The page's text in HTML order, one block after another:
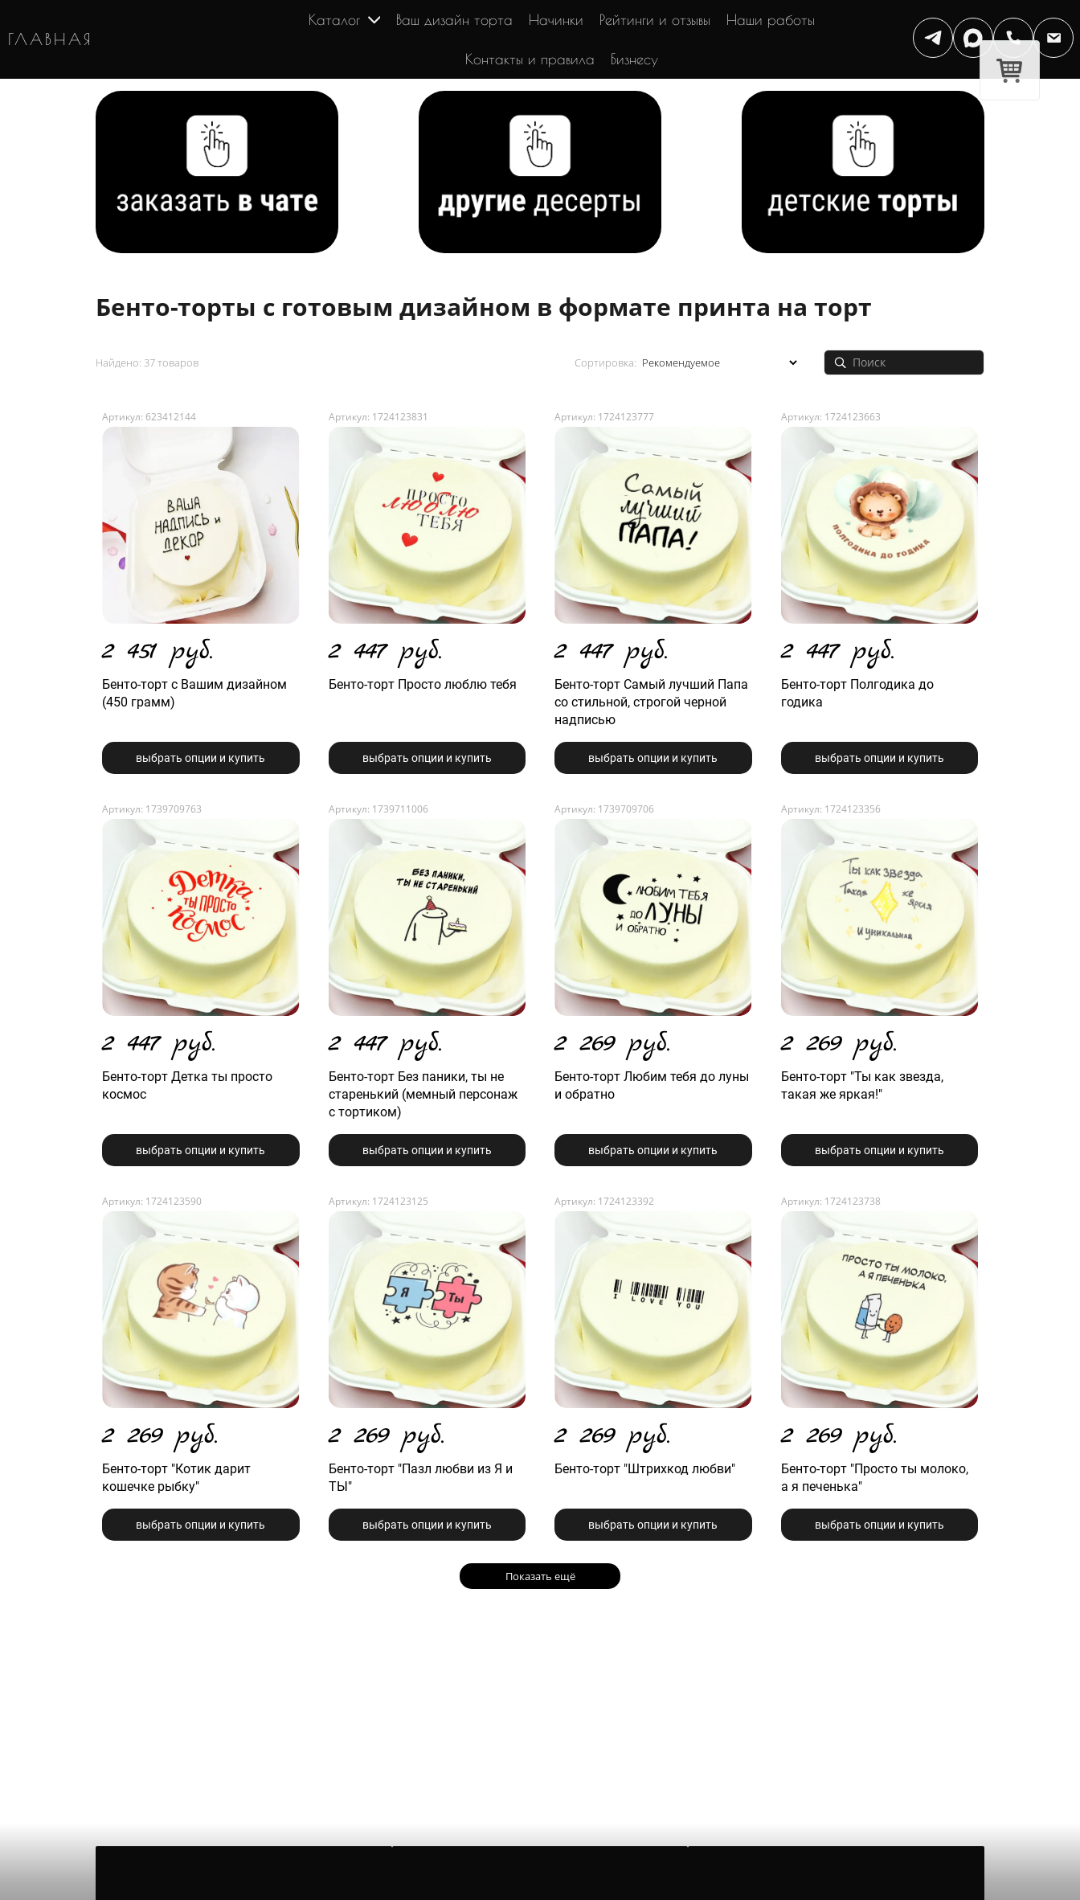
ГЛАВНАЯ
Каталог Ваш дизайн торта Начинки Рейтинги и отзывы Наши работы
Контакты и правила Бизнесу
Бенто-торты с готовым дизайном в формате принта на торт
Найдено: 37 товаров Сортировка:
Артикул: 623412144
2 451 руб.
Бенто-торт с Вашим дизайном
(450 грамм)
выбрать опции и купить
Артикул: 1724123831
2 447 руб.
Бенто-торт Просто люблю тебя
выбрать опции и купить
Артикул: 1724123777
2 447 руб.
Бенто-торт Самый лучший Папа
со стильной, строгой черной
надписью
выбрать опции и купить
Артикул: 1724123663
2 447 руб.
Бенто-торт Полгодика до
годика
выбрать опции и купить
Артикул: 1739709763
2 447 руб.
Бенто-торт Детка ты просто
космос
выбрать опции и купить
Артикул: 1739711006
2 447 руб.
Бенто-торт Без паники, ты не
старенький (мемный персонаж
с тортиком)
выбрать опции и купить
Артикул: 1739709706
2 269 руб.
Бенто-торт Любим тебя до луны
и обратно
выбрать опции и купить
Артикул: 1724123356
2 269 руб.
Бенто-торт "Ты как звезда,
такая же яркая!"
выбрать опции и купить
Артикул: 1724123590
2 269 руб.
Бенто-торт "Котик дарит
кошечке рыбку"
выбрать опции и купить
Артикул: 1724123125
2 269 руб.
Бенто-торт "Пазл любви из Я и
ТЫ"
выбрать опции и купить
Артикул: 1724123392
2 269 руб.
Бенто-торт "Штрихкод любви"
выбрать опции и купить
Артикул: 1724123738
2 269 руб.
Бенто-торт "Просто ты молоко,
а я печенька"
выбрать опции и купить
Показать ещё